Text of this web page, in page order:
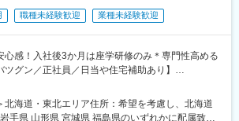
る病院の医師や薬剤師に向け、医薬品の効果や副
用方法などの情報を提供し、薬剤のプロモーショ
いただきます。メインの業務は情報提供となるた
る環境です。
職種未経験歓迎 業種未経験歓迎
心感！入社後3か月は座学研修のみ＊専門性高める
ツグン／正社員／日当や住宅補助あり】
は、未経験から医療業界で活躍できます！
社会に貢献したい
北海道・東北エリア住所：希望を考慮し、北海道
手県 山形県 宮城県 福島県のいずれかに配属致し